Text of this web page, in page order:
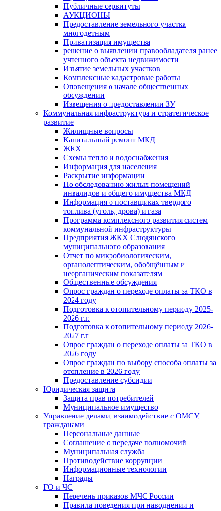
Публичные сервитуты
АУКЦИОНЫ
Предоставление земельного участка
многодетным
Приватизация имущества
решение о выявлении правообладателя ранее
учтенного объекта недвижимости
Изъятие земельных участков
Комплексные кадастровые работы
Оповещения о начале общественных
обсуждений
Извещения о предоставлении ЗУ
Коммунальная инфраструктура и стратегическое
развитие
Жилищные вопросы
Капитальный ремонт МКД
ЖКХ
Схемы тепло и водоснабжения
Информация для населения
Раскрытие информации
По обследованию жилых помещений
инвалидов и общего имущества МКД
Информация о поставщиках твердого
топлива (уголь, дрова) и газа
Программа комплексного развития систем
коммунальной инфраструктуры
Предприятия ЖКХ Слюдянского
муниципального образования
Отчет по микробиологическим,
органолептическим, обобщённым и
неорганическим показателям
Общественные обсуждения
Опрос граждан о переходе оплаты за ТКО в
2024 году
Подготовка к отопительному периоду 2025-
2026 г.г.
Подготовка к отопительному периоду 2026-
2027 г.г
Опрос граждан о переходе оплаты за ТКО в
2026 году
Опрос граждан по выбору способа оплаты за
отопление в 2026 году
Предоставление субсидии
Юридическая защита
Защита прав потребителей
Муниципальное имущество
Управление делами, взаимодействие с ОМСУ,
гражданами
Персональные данные
Соглашение о передаче полномочий
Муниципальная служба
Противодействие коррупции
Информационные технологии
Награды
ГО и ЧС
Перечень приказов МЧС России
Правила поведения при наводнении и